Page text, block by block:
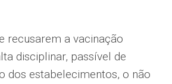
recusarem a vacinação
disciplinar, passível de
dos estabelecimentos, o não